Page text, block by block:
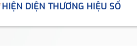
HIỆN DIỆN THƯƠNG HIỆU SỐ